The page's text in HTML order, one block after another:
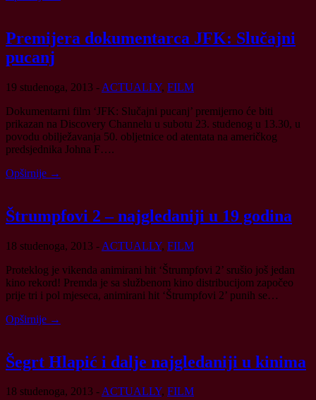
Premijera dokumentarca JFK: Slučajni
pucanj
19 studenoga, 2013 - ACTUALLY, FILM
Dokumentarni film ‘JFK: Slučajni pucanj’ premijerno će biti
prikazan na Discovery Channelu u subotu 23. studenog u 13.30, u
povodu obilježavanja 50. obljetnice od atentata na američkog
predsjednika Johna F….
Opširnije →
Štrumpfovi 2 – najgledaniji u 19 godina
18 studenoga, 2013 - ACTUALLY, FILM
Proteklog je vikenda animirani hit ‘Štrumpfovi 2’ srušio još jedan
kino rekord! Premda je sa službenom kino distribucijom započeo
prije tri i pol mjeseca, animirani hit ‘Štrumpfovi 2’ punih se…
Opširnije →
Šegrt Hlapić i dalje najgledaniji u kinima
18 studenoga, 2013 -ACTUALLY, FILM